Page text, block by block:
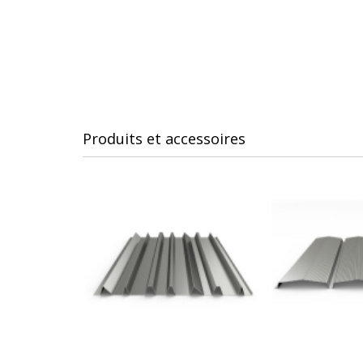
Produits et accessoires